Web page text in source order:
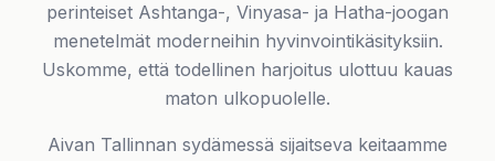
perinteiset Ashtanga-, Vinyasa- ja Hatha-joogan
menetelmät moderneihin hyvinvointikäsityksiin.
Uskomme, että todellinen harjoitus ulottuu kauas
maton ulkopuolelle.
Aivan Tallinnan sydämessä sijaitseva keitaamme